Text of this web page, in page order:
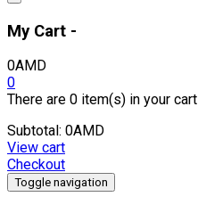
My Cart -
0AMD
0
There are 0 item(s) in your cart
Subtotal: 0AMD
View cart
Checkout
Toggle navigation